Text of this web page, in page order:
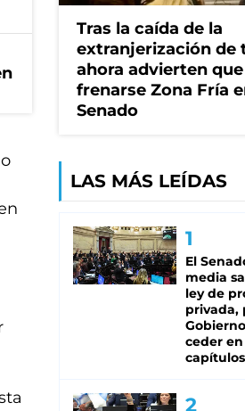
Tras la caída de la
extranjerización de
ahora advierten
frenarse Zona Fría
Senado
LAS MÁS LEÍDAS
El
media
ley de
privada,
ceder
capítulos